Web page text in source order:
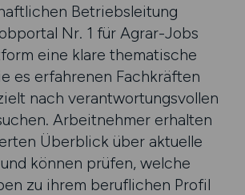
Betriebsleitung
Nr. 1 für Agrar-Jobs
eine klare thematische
es erfahrenen Fachkräften
nach verantwortungsvollen
Arbeitnehmer erhalten
Überblick über aktuelle
können prüfen, welche
zu ihrem beruflichen Profil